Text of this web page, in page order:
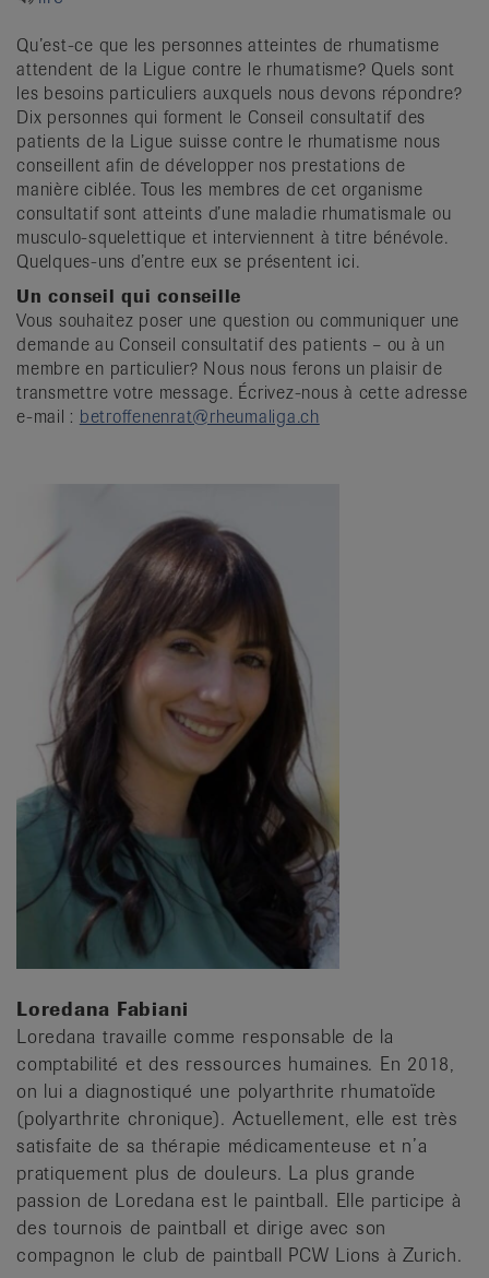
Qu’est-ce que les personnes atteintes de rhumatisme
attendent de la Ligue contre le rhumatisme? Quels sont
les besoins particuliers auxquels nous devons répondre?
Dix personnes qui forment le Conseil consultatif des
patients de la Ligue suisse contre le rhumatisme nous
conseillent afin de développer nos prestations de
manière ciblée. Tous les membres de cet organisme
consultatif sont atteints d’une maladie rhumatismale ou
musculo-squelettique et interviennent à titre bénévole.
Quelques-uns d’entre eux se présentent ici.
Un conseil qui conseille
Vous souhaitez poser une question ou communiquer une
demande au Conseil consultatif des patients – ou à un
membre en particulier? Nous nous ferons un plaisir de
transmettre votre message. Écrivez-nous à cette adresse
e-mail : betroffenenrat@rheumaliga.ch
Loredana Fabiani
Loredana travaille comme responsable de la
comptabilité et des ressources humaines. En 2018,
on lui a diagnostiqué une polyarthrite rhumatoïde
(polyarthrite chronique). Actuellement, elle est très
satisfaite de sa thérapie médicamenteuse et n’a
pratiquement plus de douleurs. La plus grande
passion de Loredana est le paintball. Elle participe à
des tournois de paintball et dirige avec son
compagnon le club de paintball PCW Lions à Zurich.